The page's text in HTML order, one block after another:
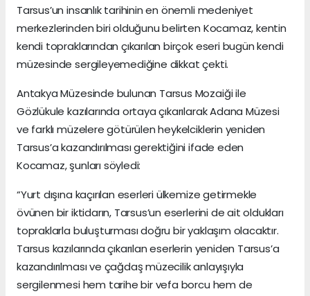
Tarsus’un insanlık tarihinin en önemli medeniyet
merkezlerinden biri olduğunu belirten Kocamaz, kentin
kendi topraklarından çıkarılan birçok eseri bugün kendi
müzesinde sergileyemediğine dikkat çekti.
Antakya Müzesinde bulunan Tarsus Mozaiği ile
Gözlükule kazılarında ortaya çıkarılarak Adana Müzesi
ve farklı müzelere götürülen heykelciklerin yeniden
Tarsus’a kazandırılması gerektiğini ifade eden
Kocamaz, şunları söyledi:
“Yurt dışına kaçırılan eserleri ülkemize getirmekle
övünen bir iktidarın, Tarsus’un eserlerini de ait oldukları
topraklarla buluşturması doğru bir yaklaşım olacaktır.
Tarsus kazılarında çıkarılan eserlerin yeniden Tarsus’a
kazandırılması ve çağdaş müzecilik anlayışıyla
sergilenmesi hem tarihe bir vefa borcu hem de